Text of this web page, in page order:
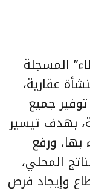
المسجلة
نحو 14 ألف منشأة عقارية،
جميع
بهدف تيسير
بها، ورفع
المحلي،
وإيجاد فرص